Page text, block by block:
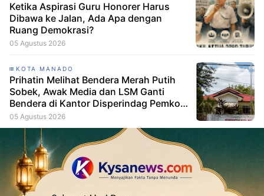
Ketika Aspirasi Guru Honorer Harus
Dibawa ke Jalan, Ada Apa dengan
Ruang Demokrasi?
05 Agustus 2026
KOTA MANADO
Prihatin Melihat Bendera Merah Putih
Sobek, Awak Media dan LSM Ganti
Bendera di Kantor Disperindag Pemkot
Manado
05 Agustus 2026